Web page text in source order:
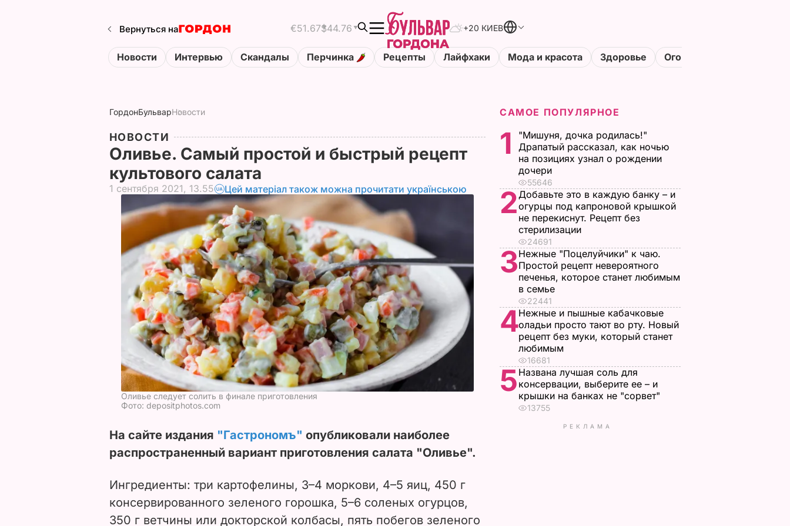
Вернуться на €51.67$44.76 +20 КИЕВ
Новости Интервью Скандалы Перчинка Рецепты Лайфхаки Мода и красота Здоровье Огороды
ГордонБульварНовости
НОВОСТИ
Оливье. Самый простой и быстрый рецепт
культового салата
1 сентября 2021, 13.55 Цей матеріал також можна прочитати українською
Оливье следует солить в финале приготовления
Фото: depositphotos.com
На сайте издания "Гастрономъ" опубликовали наиболее
распространенный вариант приготовления салата "Оливье".
Ингредиенты: три картофелины, 3–4 моркови, 4–5 яиц, 450 г
консервированного зеленого горошка, 5–6 соленых огурцов,
350 г ветчины или докторской колбасы, пять побегов зеленого
САМОЕ ПОПУЛЯРНОЕ
1
"Мишуня, дочка родилась!"
Драпатый рассказал, как ночью
на позициях узнал о рождении
дочери
55646
2Добавьте это в каждую банку – и
огурцы под капроновой крышкой
не перекиснут. Рецепт без
стерилизации
24691
3Нежные "Поцелуйчики" к чаю.
Простой рецепт невероятного
печенья, которое станет любимым
в семье
22441
4Нежные и пышные кабачковые
оладьи просто тают во рту. Новый
рецепт без муки, который станет
любимым
16681
5 Названа лучшая соль для
консервации, выберите ее – и
крышки на банках не "сорвет"
13755
РЕКЛАМА